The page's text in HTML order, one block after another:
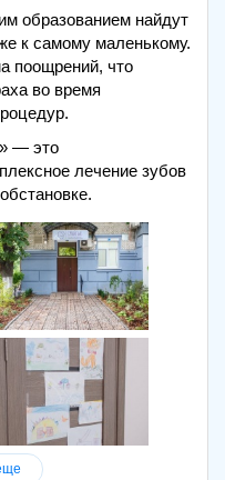
образованием найдут
к самому маленькому.
поощрений, что
во время
— это
лечение зубов